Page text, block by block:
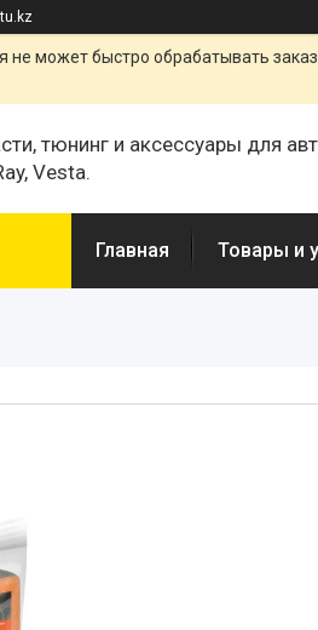
не может быстро обрабатывать
тюнинг и аксессуары для
Vesta.
Главная Товары и